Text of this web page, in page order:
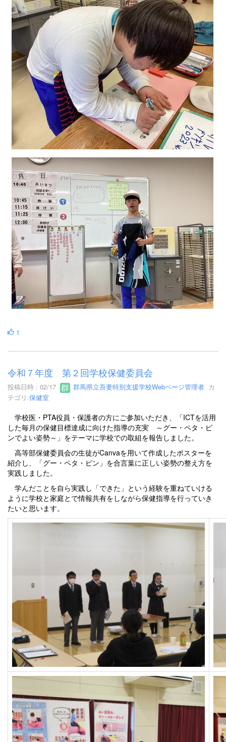
1
令和７年度 第２回学校保健委員会
投稿日時 : 02/17 群馬県立吾妻特別支援学校Webページ管理者 カ
テゴリ:保健室
学校医・PTA役員・保護者の方にご参加いただき、「ICTを活用
した毎月の保健目標達成に向けた指導の充実 ～グー・ペタ・ピ
ンでよい姿勢～」をテーマに学校での取組を報告しました。
高等部保健委員会の生徒がCanvaを用いて作成したポスターを
紹介し、「グー・ペタ・ピン」を合言葉に正しい姿勢の整え方を
実践しました。
学んだことを自ら実践し「できた」という経験を重ねていける
ように学校と家庭とで情報共有をしながら保健指導を行っていき
たいと思います。